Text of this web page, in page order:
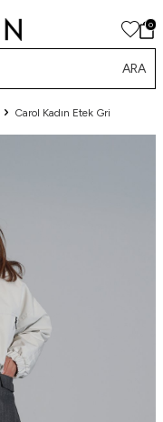
0
ARA
Carol Kadın Etek Gri